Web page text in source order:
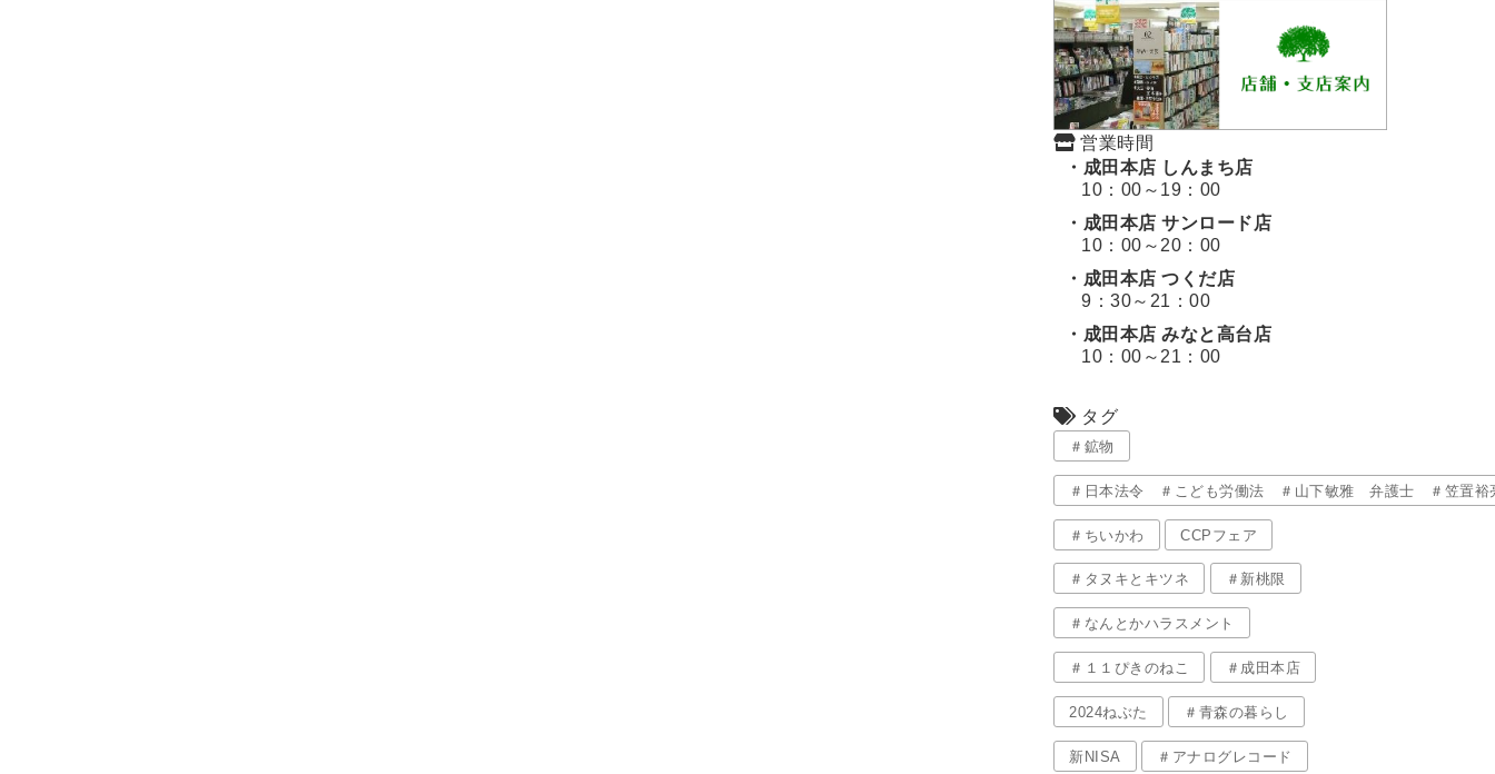
営業時間
・成田本店 しんまち店
10：00～19：00
・成田本店 サンロード店
10：00～20：00
・成田本店 つくだ店
9：30～21：00
・成田本店 みなと高台店
10：00～21：00
タグ
＃鉱物
＃日本法令 ＃こども労働法 ＃山下敏雅 弁護士 ＃笠置
＃ちいかわ CCPフェア
＃タヌキとキツネ ＃新桃限
＃なんとかハラスメント
＃１１ぴきのねこ ＃成田本店
2024ねぶた ＃青森の暮らし
新NISA ＃アナログレコード